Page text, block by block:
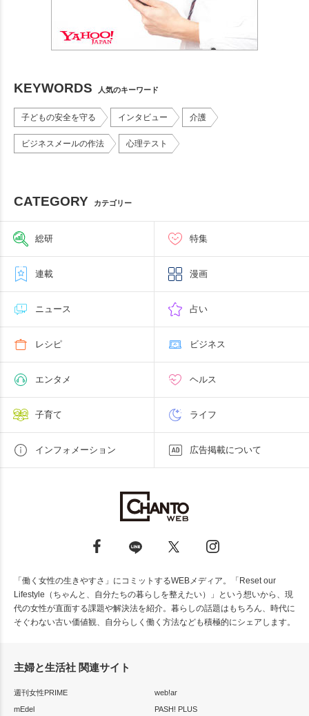
KEYWORDS 人気のキーワード
子どもの安全を守る インタビュー 介護
ビジネスメールの作法 心理テスト
CATEGORY カテゴリー
総研 特集
連載 漫画
ニュース 占い
レシピ ビジネス
エンタメ ヘルス
子育て ライフ
インフォメーション 広告掲載について
「働く女性の生きやすさ」にコミットするWEBメディア。「Reset our
Lifestyle（ちゃんと、自分たちの暮らしを整えたい）」という想いから、現
代の女性が直面する課題や解決法を紹介。暮らしの話題はもちろん、時代に
そぐわない古い価値観、自分らしく働く方法なども積極的にシェアします。
主婦と生活社 関連サイト
週刊女性PRIME
web!ar
mEdel
PASH! PLUS